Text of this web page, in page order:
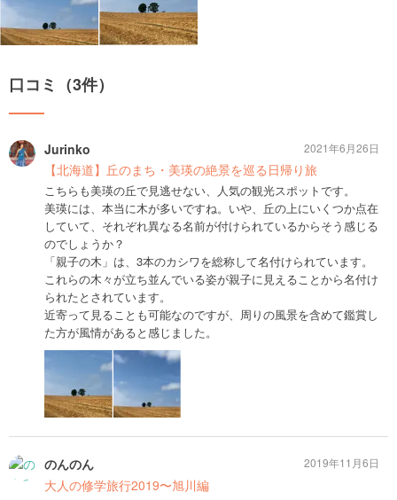
口コミ（3件）
Jurinko
【北海道】丘のまち・美瑛の絶景を巡る日帰り旅
こちらも美瑛の丘で見逃せない、人気の観光スポットです。
美瑛には、本当に木が多いですね。いや、丘の上にいくつか点在
していて、それぞれ異なる名前が付けられているからそう感じる
のでしょうか？
「親子の木」は、3本のカシワを総称して名付けられています。
これらの木々が立ち並んでいる姿が親子に見えることから名付け
られたとされています。
近寄って見ることも可能なのですが、周りの風景を含めて鑑賞し
た方が風情があると感じました。
2021年6月26日
のんのん
大人の修学旅行2019〜旭川編
2019年11月6日